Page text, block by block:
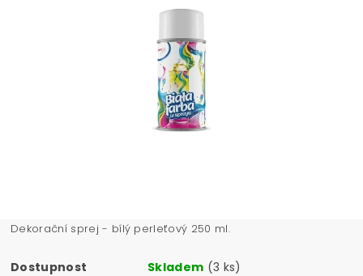
Dekorační sprej - bílý perleťový 250 ml.
Dostupnost Skladem (3 ks)